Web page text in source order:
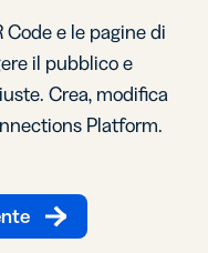
Code e le pagine di
il pubblico e
Crea, modifica
Platform.